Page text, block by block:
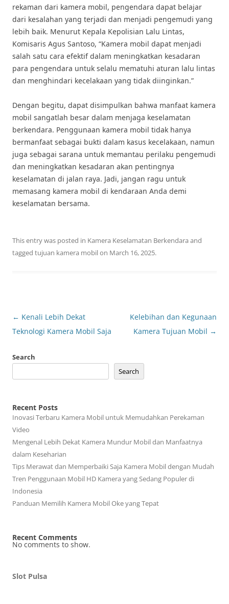
rekaman dari kamera mobil, pengendara dapat belajar
dari kesalahan yang terjadi dan menjadi pengemudi yang
lebih baik. Menurut Kepala Kepolisian Lalu Lintas,
Komisaris Agus Santoso, “Kamera mobil dapat menjadi
salah satu cara efektif dalam meningkatkan kesadaran
para pengendara untuk selalu mematuhi aturan lalu lintas
dan menghindari kecelakaan yang tidak diinginkan.”
Dengan begitu, dapat disimpulkan bahwa manfaat kamera
mobil sangatlah besar dalam menjaga keselamatan
berkendara. Penggunaan kamera mobil tidak hanya
bermanfaat sebagai bukti dalam kasus kecelakaan, namun
juga sebagai sarana untuk memantau perilaku pengemudi
dan meningkatkan kesadaran akan pentingnya
keselamatan di jalan raya. Jadi, jangan ragu untuk
memasang kamera mobil di kendaraan Anda demi
keselamatan bersama.
This entry was posted in Kamera Keselamatan Berkendara and
tagged tujuan kamera mobilon March 16, 2025.
Post
navigation
← Kenali Lebih Dekat
Teknologi Kamera Mobil Saja
Kelebihan dan Kegunaan
Kamera Tujuan Mobil →
Search
Search
Recent Posts
Inovasi Terbaru Kamera Mobil untuk Memudahkan Perekaman
Video
Mengenal Lebih Dekat Kamera Mundur Mobil dan Manfaatnya
dalam Keseharian
Tips Merawat dan Memperbaiki Saja Kamera Mobil dengan Mudah
Tren Penggunaan Mobil HD Kamera yang Sedang Populer di
Indonesia
Panduan Memilih Kamera Mobil Oke yang Tepat
Recent Comments
No comments to show.
Slot Pulsa